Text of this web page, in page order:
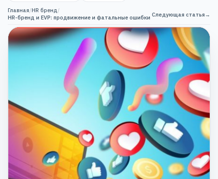
Главная/HR бренд/
HR-бренд и EVP: продвижение и фатальные ошибки Следующая статья→